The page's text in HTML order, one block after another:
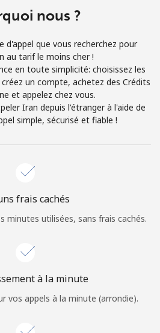
ou
Continue avec
nous ?
d'appel que vous recherchez pour
au tarif le moins cher !
en toute simplicité: choisissez les
un compte, achetez des Crédits
et appelez chez vous.
Iran depuis l'étranger à l'aide de
simple, sécurisé et fiable !
frais cachés
minutes utilisées, sans frais cachés.
à la minute
vos appels à la minute (arrondie).